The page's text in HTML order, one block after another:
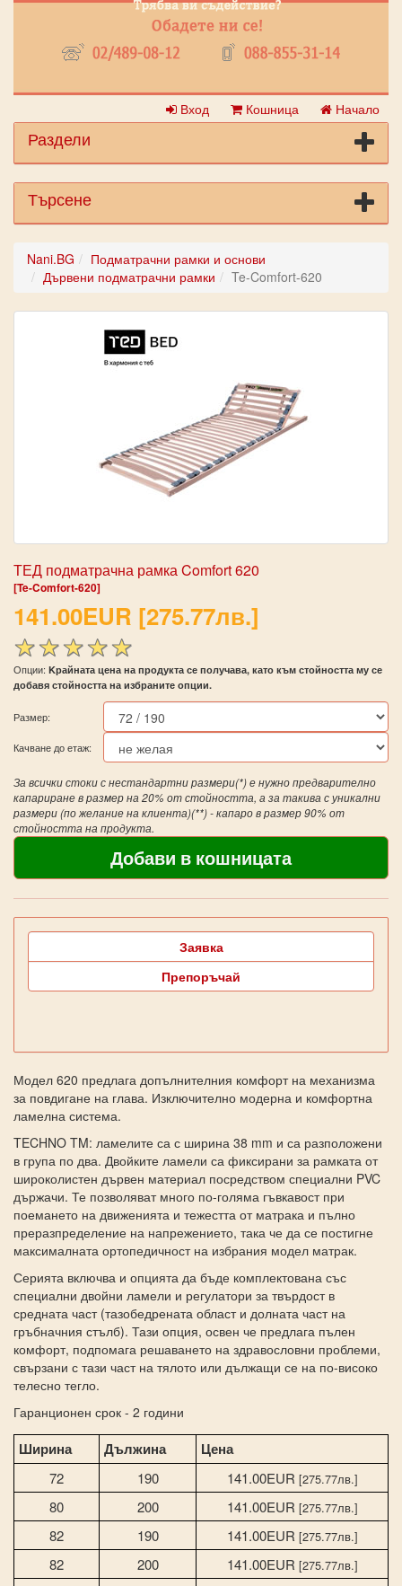
Вход Кошница Начало
Раздели
Търсене
Nani.BG
Подматрачни рамки и основи
Дървени подматрачни рамки
Te-Comfort-620
ТЕД подматрачна рамка Comfort 620
[Te-Comfort-620]
141.00EUR [275.77лв.]
Опции: Kрайната цена на продукта се получава, като към стойността му се
добавя стойността на избраните опции.
Размер:
Качване до етаж:
За всички стоки с нестандартни размери(*) е нужно предварително
капариране в размер на 20% от стойността, а за такива с уникални
размери (по желание на клиента)(**) - капаро в размер 90% от
стойността на продукта.
Заявка
Препоръчай
Модел 620 предлага допълнителния комфорт на механизма
за повдигане на глава. Изключително модерна и комфортна
ламелна система.
TECHNO TM: ламелите са с ширина 38 mm и са разположени
в група по два. Двойките ламели са фиксирани за рамката от
широколистен дървен материал посредством специални PVC
държачи. Те позволяват много по-голяма гъвкавост при
поемането на движенията и тежестта от матрака и пълно
преразпределение на напрежението, така че да се постигне
максималната ортопедичност на избрания модел матрак.
Серията включва и опцията да бъде комплектована със
специални двойни ламели и регулатори за твърдост в
средната част (тазобедрената област и долната част на
гръбначния стълб). Тази опция, освен че предлага пълен
комфорт, подпомага решаването на здравословни проблеми,
свързани с тази част на тялото или дължащи се на по-високо
телесно тегло.
Гаранционен срок - 2 години
Ширина Дължина Цена
72 190 141.00EUR [275.77лв.]
80 200 141.00EUR [275.77лв.]
82 190 141.00EUR [275.77лв.]
82 200 141.00EUR [275.77лв.]